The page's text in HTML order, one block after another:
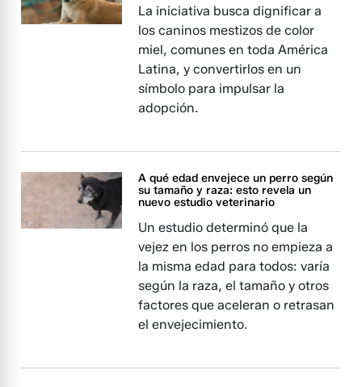
La iniciativa busca dignificar a
los caninos mestizos de color
miel, comunes en toda América
Latina, y convertirlos en un
símbolo para impulsar la
adopción.
A qué edad envejece un perro según
su tamaño y raza: esto revela un
nuevo estudio veterinario
Un estudio determinó que la
vejez en los perros no empieza a
la misma edad para todos: varía
según la raza, el tamaño y otros
factores que aceleran o retrasan
el envejecimiento.